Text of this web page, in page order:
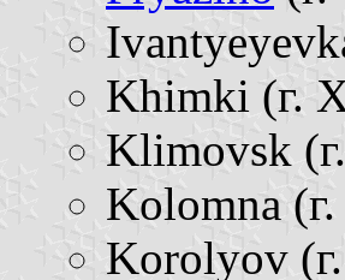
Khimki (г.
Klimovsk
Kolomna
Korolyov